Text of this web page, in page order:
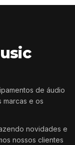
de áudio
marcas e os
novidades e
nossos clientes